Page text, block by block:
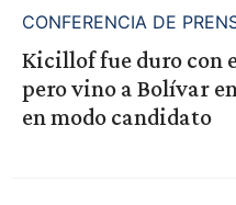
CONFERENCIA DE
Kicillof fue duro con
pero vino a Bolívar
en modo candidato